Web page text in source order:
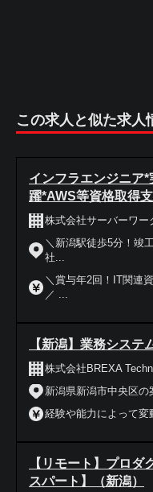
この求人と似た求人
インフラエンジニア
躍*AWS等資格取得
株式会社サーバーワー
＼新潟駅徒歩5分！竣
社...
＼賞与年2回！IT関連
／ ...
【新潟】業務シス
株式会社BREXA
新潟県新潟市中央区の
経験や能力によって変
【リモート】プロダ
スパート】（新潟）